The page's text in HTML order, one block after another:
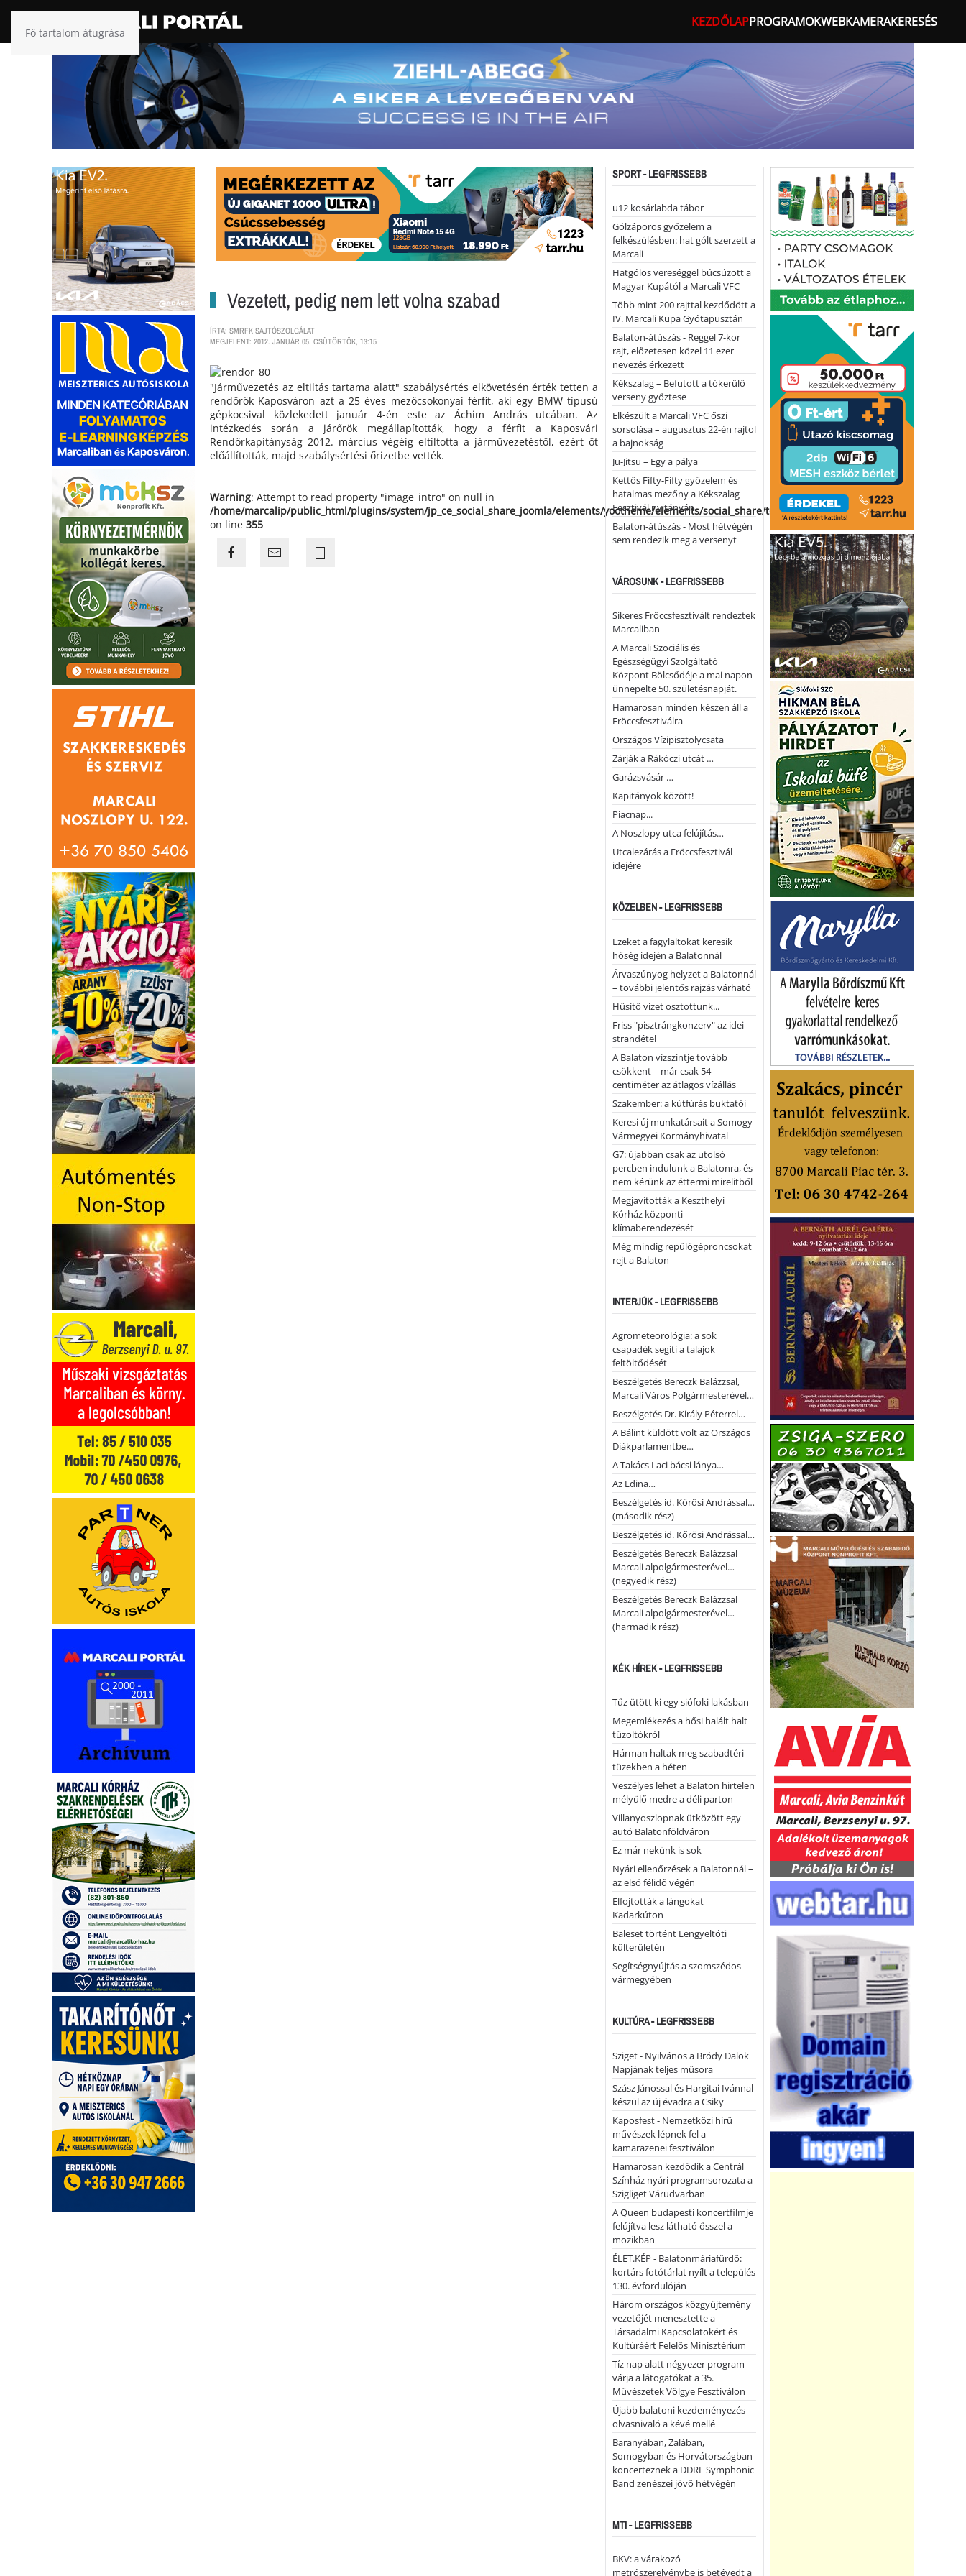
Fő tartalom átugrása
KEZDŐLAPPROGRAMOKWEBKAMERAKERESÉS
Vezetett, pedig nem lett volna szabad
ÍRTA: SMRFK SAJTÓSZOLGÁLAT
MEGJELENT: 2012. JANUÁR 05. CSÜTÖRTÖK, 13:15
"Járművezetés az eltiltás tartama alatt" szabálysértés elkövetésén érték tetten a
rendőrök Kaposváron azt a 25 éves mezőcsokonyai férfit, aki egy BMW típusú
gépkocsival közlekedett január 4-én este az Áchim András utcában. Az
intézkedés során a járőrök megállapították, hogy a férfit a Kaposvári
Rendőrkapitányság 2012. március végéig eltiltotta a járművezetéstől, ezért őt
előállították, majd szabálysértési őrizetbe vették.
Warning: Attempt to read property "image_intro" on null in
/home/marcalip/public_html/plugins/system/jp_ce_social_share_joomla/elements/yootheme/elements/social_share/templates/template.php
on line 355
SPORT - LEGFRISSEBB
u12 kosárlabda tábor
Gólzáporos győzelem a
felkészülésben: hat gólt szerzett a
Marcali
Hatgólos vereséggel búcsúzott a
Magyar Kupától a Marcali VFC
Több mint 200 rajttal kezdődött a
IV. Marcali Kupa Gyótapusztán
Balaton-átúszás - Reggel 7-kor
rajt, előzetesen közel 11 ezer
nevezés érkezett
Kékszalag – Befutott a tókerülő
verseny győztese
Elkészült a Marcali VFC őszi
sorsolása – augusztus 22-én rajtol
a bajnokság
Ju-Jitsu – Egy a pálya
Kettős Fifty-Fifty győzelem és
hatalmas mezőny a Kékszalag
Fesztivál nyitányán
Balaton-átúszás - Most hétvégén
sem rendezik meg a versenyt
VÁROSUNK - LEGFRISSEBB
Sikeres Fröccsfesztivált rendeztek
Marcaliban
A Marcali Szociális és
Egészségügyi Szolgáltató
Központ Bölcsődéje a mai napon
ünnepelte 50. születésnapját.
Hamarosan minden készen áll a
Fröccsfesztiválra
Országos Vízipisztolycsata
Zárják a Rákóczi utcát …
Garázsvásár …
Kapitányok között!
Piacnap...
A Noszlopy utca felújítás…
Utcalezárás a Fröccsfesztivál
idejére
KÖZELBEN - LEGFRISSEBB
Ezeket a fagylaltokat keresik
hőség idején a Balatonnál
Árvaszúnyog helyzet a Balatonnál
– további jelentős rajzás várható
Hűsítő vizet osztottunk...
Friss "pisztrángkonzerv" az idei
strandétel
A Balaton vízszintje tovább
csökkent – már csak 54
centiméter az átlagos vízállás
Szakember: a kútfúrás buktatói
Keresi új munkatársait a Somogy
Vármegyei Kormányhivatal
G7: újabban csak az utolsó
percben indulunk a Balatonra, és
nem kérünk az éttermi mirelitből
Megjavították a Keszthelyi
Kórház központi
klímaberendezését
Még mindig repülőgéproncsokat
rejt a Balaton
INTERJÚK - LEGFRISSEBB
Agrometeorológia: a sok
csapadék segíti a talajok
feltöltődését
Beszélgetés Bereczk Balázzsal,
Marcali Város Polgármesterével…
Beszélgetés Dr. Király Péterrel…
A Bálint küldött volt az Országos
Diákparlamentbe…
A Takács Laci bácsi lánya…
Az Edina…
Beszélgetés id. Kőrösi Andrással…
(második rész)
Beszélgetés id. Kőrösi Andrással…
Beszélgetés Bereczk Balázzsal
Marcali alpolgármesterével…
(negyedik rész)
Beszélgetés Bereczk Balázzsal
Marcali alpolgármesterével…
(harmadik rész)
KÉK HÍREK - LEGFRISSEBB
Tűz ütött ki egy siófoki lakásban
Megemlékezés a hősi halált halt
tűzoltókról
Hárman haltak meg szabadtéri
tüzekben a héten
Veszélyes lehet a Balaton hirtelen
mélyülő medre a déli parton
Villanyoszlopnak ütközött egy
autó Balatonföldváron
Ez már nekünk is sok
Nyári ellenőrzések a Balatonnál –
az első félidő végén
Elfojtották a lángokat
Kadarkúton
Baleset történt Lengyeltóti
külterületén
Segítségnyújtás a szomszédos
vármegyében
KULTÚRA - LEGFRISSEBB
Sziget - Nyilvános a Bródy Dalok
Napjának teljes műsora
Szász Jánossal és Hargitai Ivánnal
készül az új évadra a Csiky
Kaposfest - Nemzetközi hírű
művészek lépnek fel a
kamarazenei fesztiválon
Hamarosan kezdődik a Centrál
Színház nyári programsorozata a
Szigliget Várudvarban
A Queen budapesti koncertfilmje
felújítva lesz látható ősszel a
mozikban
ÉLET.KÉP - Balatonmáriafürdő:
kortárs fotótárlat nyílt a település
130. évfordulóján
Három országos közgyűjtemény
vezetőjét menesztette a
Társadalmi Kapcsolatokért és
Kultúráért Felelős Minisztérium
Tíz nap alatt négyezer program
várja a látogatókat a 35.
Művészetek Völgye Fesztiválon
Újabb balatoni kezdeményezés –
olvasnivaló a kévé mellé
Baranyában, Zalában,
Somogyban és Horvátországban
koncerteznek a DDRF Symphonic
Band zenészei jövő hétvégén
MTI - LEGFRISSEBB
BKV: a várakozó
metrószerelvénybe is betévedt a